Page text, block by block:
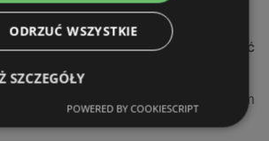
Polska sp. z o.o. w pobliżu
ODLEGŁOŚĆ
sp. z o.o.
100 Lipnik
77,47 km
ODRZUĆ WSZYSTKIE
SZCZEGÓŁY
POWERED BY COOKIESCRIPT